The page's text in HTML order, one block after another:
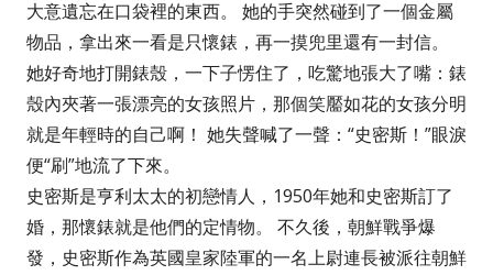
大意遺忘在口袋裡的東西。 她的手突然碰到了一個金屬
物品，拿出來一看是只懷錶，再一摸兜里還有一封信。
她好奇地打開錶殼，一下子愣住了，吃驚地張大了嘴：錶
殼內夾著一張漂亮的女孩照片，那個笑靨如花的女孩分明
就是年輕時的自己啊！ 她失聲喊了一聲：“史密斯！”眼淚
便“刷”地流了下來。
史密斯是亨利太太的初戀情人，1950年她和史密斯訂了
婚，那懷錶就是他們的定情物。 不久後，朝鮮戰爭爆
發，史密斯作為英國皇家陸軍的一名上尉連長被派往朝鮮